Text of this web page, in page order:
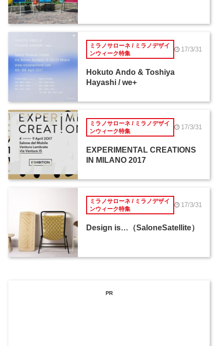
ミラノサローネ / ミラノデザイ
ンウィーク特集
17/3/31
Hokuto Ando & Toshiya
Hayashi / we+
ミラノサローネ / ミラノデザイ
ンウィーク特集
17/3/31
EXPERIMENTAL CREATIONS
IN MILANO 2017
ミラノサローネ / ミラノデザイ
ンウィーク特集
17/3/31
Design is…（SaloneSatellite）
PR